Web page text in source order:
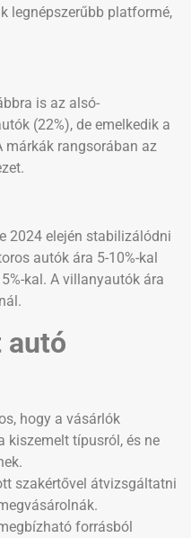
legnépszerűbb platformé,
is az alsó-
(22%), de emelkedik a
márkák rangsorában az
2024 elején stabilizálódni
autók ára 5-10%-kal
kal. A villanyautók ára
autó
hogy a vásárlók
kiszemelt típusról, és ne
szakértővel átvizsgáltatni
forrásból